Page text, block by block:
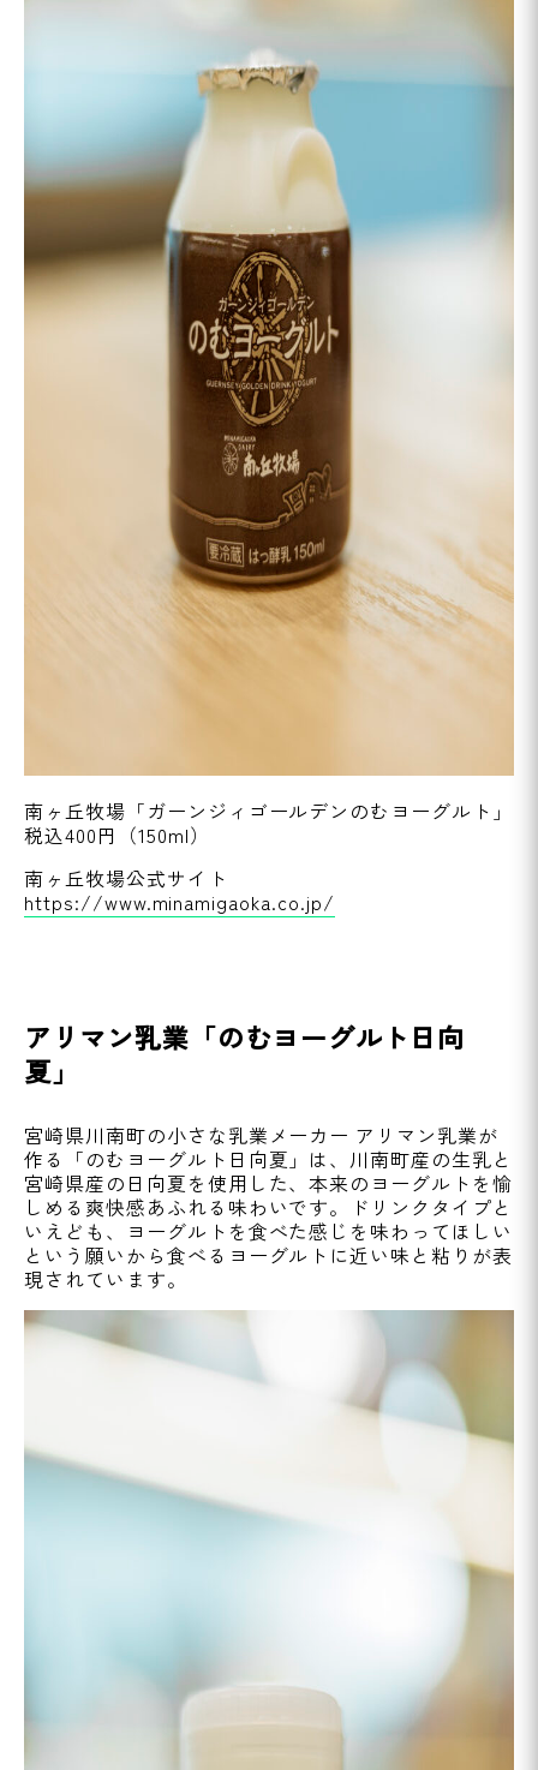
南ヶ丘牧場「ガーンジィゴールデンのむヨーグルト」
税込400円（150ml）
南ヶ丘牧場公式サイト
https://www.minamigaoka.co.jp/
アリマン乳業「のむヨーグルト日向
夏」
宮崎県川南町の小さな乳業メーカー アリマン乳業が
作る「のむヨーグルト日向夏」は、川南町産の生乳と
宮崎県産の日向夏を使用した、本来のヨーグルトを愉
しめる爽快感あふれる味わいです。ドリンクタイプと
いえども、ヨーグルトを食べた感じを味わってほしい
という願いから食べるヨーグルトに近い味と粘りが表
現されています。